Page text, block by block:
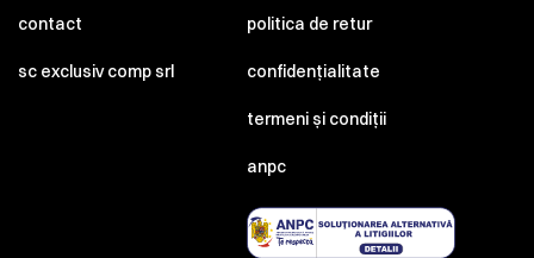
contact
sc exclusiv comp srl
politica de retur
confidențialitate
termeni și condiții
anpc